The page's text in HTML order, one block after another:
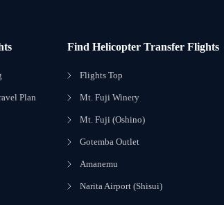
Plan
Find Helicopter Transfer Flights
Flights Top
Mt. Fuji Winery
Mt. Fuji (Oshino)
Gotemba Outlet
Amanemu
Narita Airport (Shisui)